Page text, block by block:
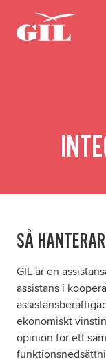
Jobb
Kampanjer
Om oss
SÅ
GIL är en
assistans i
ekonomiskt
opinion för ett